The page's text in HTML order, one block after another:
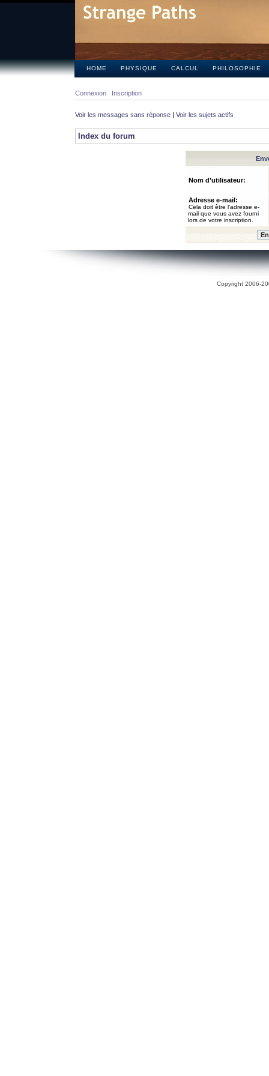
HOME PHYSIQUE CALCUL PHILOSOPHIE
Connexion Inscription
Voir les messages sans réponse | Voir les sujets actifs
Index du forum
Nom d’utilisateur:
Adresse e-mail:
Cela doit être l’adresse e-
mail que vous avez fourni
lors de votre inscription.
Copyright 2006-